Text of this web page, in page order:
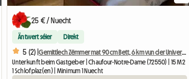
25 € / Nuecht
Äntwert séier Direkt
5 (2) |
Gemittlech Zëmmer mat 90 cm Bett, 6 km vun der Universitéit Le Mans
Unterkunft beim Gastgeber | Chaufour-Notre-Dame (72550) | 15 M2
1 Schlofplaz(en) | Minimum 1 Nuecht